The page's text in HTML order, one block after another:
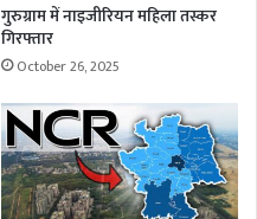
गुरुग्राम में नाइजीरियन महिला तस्कर
गिरफ्तार
October 26, 2025